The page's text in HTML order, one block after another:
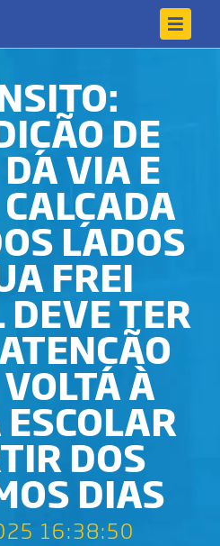
DE
VIA E
LADOS
FREI
TER
À
DOS
DIAS
16:38:50